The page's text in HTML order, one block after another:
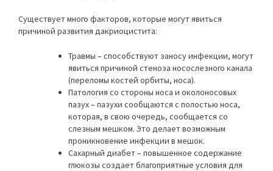
Существует много факторов, которые могут явиться
причиной развития дакриоцистита:
Травмы – способствуют заносу инфекции, могут
явиться причиной стеноза носослезного канала
(переломы костей орбиты, носа).
Патология со стороны носа и околоносовых
пазух – пазухи сообщаются с полостью носа,
которая, в свою очередь, сообщается со
слезным мешком. Это делает возможным
проникновение инфекции в мешок.
Сахарный диабет – повышенное содержание
глюкозы создает благоприятные условия для